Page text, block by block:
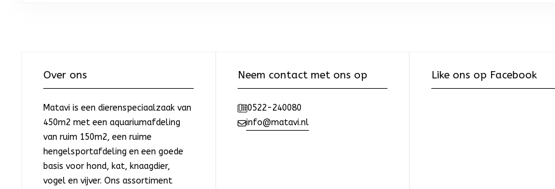
Over ons
Matavi is een dierenspeciaalzaak van
450m2 met een aquariumafdeling
van ruim 150m2, een ruime
hengelsportafdeling en een goede
basis voor hond, kat, knaagdier,
vogel en vijver. Ons assortiment
Neem contact met ons op
0522-240080
info@matavi.nl
Like ons op Facebook